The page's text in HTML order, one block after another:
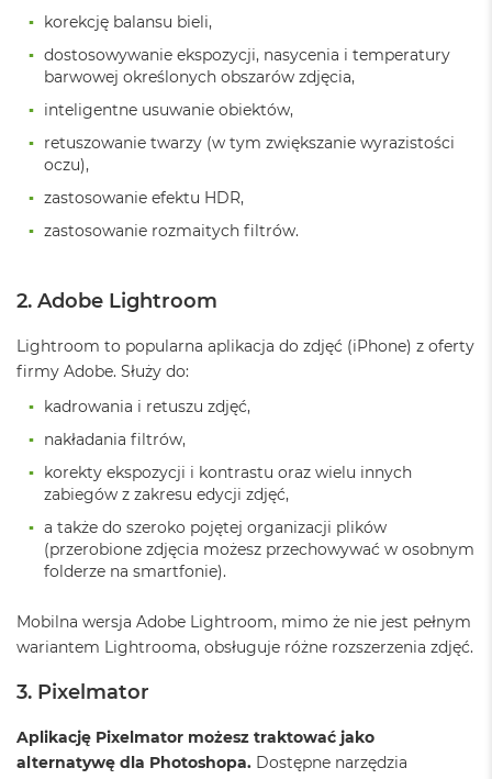
y
s
k
u
a
c
o
o
o
5
6
B
M
a
c
B
o
o
k
o
5
2
G
M
korekcję balansu bieli,
dostosowywanie ekspozycji, nasycenia i temperatury
barwowej określonych obszarów zdjęcia,
inteligentne usuwanie obiektów,
retuszowanie twarzy (w tym zwiększanie wyrazistości
oczu),
zastosowanie efektu HDR,
zastosowanie rozmaitych filtrów.
2. Adobe Lightroom
Lightroom to popularna aplikacja do zdjęć (iPhone) z oferty
firmy Adobe. Służy do:
kadrowania i retuszu zdjęć,
nakładania filtrów,
korekty ekspozycji i kontrastu oraz wielu innych
zabiegów z zakresu edycji zdjęć,
a także do szeroko pojętej organizacji plików
(przerobione zdjęcia możesz przechowywać w osobnym
folderze na smartfonie).
Mobilna wersja Adobe Lightroom, mimo że nie jest pełnym
wariantem Lightrooma, obsługuje różne rozszerzenia zdjęć.
3. Pixelmator
Aplikację Pixelmator możesz traktować jako
alternatywę dla Photoshopa. Dostępne narzędzia